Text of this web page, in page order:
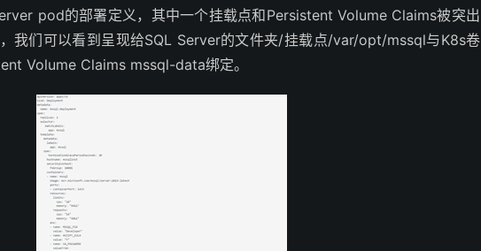
pod的部署定义，其中一个挂载点和Persistent Volume Claims被突出
我们可以看到呈现给SQL Server的文件夹/挂载点/var/opt/mssql与K8s卷
Volume Claims mssql-data绑定。